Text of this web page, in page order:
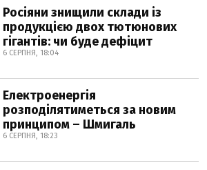
Росіяни знищили склади із
продукцією двох тютюнових
гігантів: чи буде дефіцит
6 СЕРПНЯ, 18:04
Електроенергія
розподілятиметься за новим
принципом – Шмигаль
6 СЕРПНЯ, 18:23